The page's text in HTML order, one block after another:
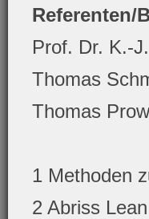
Referenten/
Prof. Dr. K.-
Thomas
Thomas
1 Methoden
2 Abriss